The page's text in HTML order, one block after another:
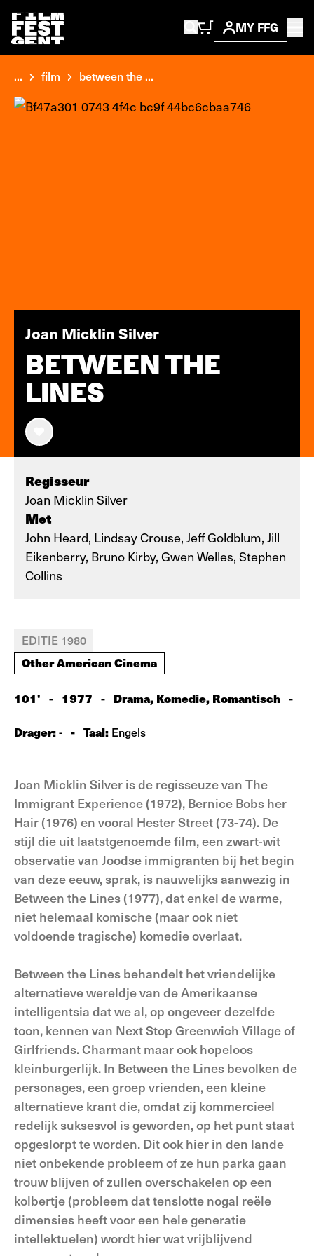
MY FFG
... film between the ...
Joan Micklin Silver
BETWEEN THE
LINES
Regisseur
Joan Micklin Silver
Met
John Heard, Lindsay Crouse, Jeff Goldblum, Jill
Eikenberry, Bruno Kirby, Gwen Welles, Stephen
Collins
EDITIE 1980
Other American Cinema
101' - 1977 - Drama, Komedie, Romantisch -
Drager:- - Taal: Engels
Joan Micklin Silver is de regisseuze van The
Immigrant Experience (1972), Bernice Bobs her
Hair (1976) en vooral Hester Street (73-74). De
stijl die uit laatstgenoemde film, een zwart-wit
observatie van Joodse immigranten bij het begin
van deze eeuw, sprak, is nauwelijks aanwezig in
Between the Lines (1977), dat enkel de warme,
niet helemaal komische (maar ook niet
voldoende tragische) komedie overlaat.
Between the Lines behandelt het vriendelijke
alternatieve wereldje van de Amerikaanse
intelligentsia dat we al, op ongeveer dezelfde
toon, kennen van Next Stop Greenwich Village of
Girlfriends. Charmant maar ook hopeloos
kleinburgerlijk. In Between the Lines bevolken de
personages, een groep vrienden, een kleine
alternatieve krant die, omdat zij kommercieel
redelijk suksesvol is geworden, op het punt staat
opgeslorpt te worden. Dit ook hier in den lande
niet onbekende probleem of ze hun parka gaan
trouw blijven of zullen overschakelen op een
kolbertje (probleem dat tenslotte nogal reële
dimensies heeft voor een hele generatie
intellektuelen) wordt hier wat vrijblijvend